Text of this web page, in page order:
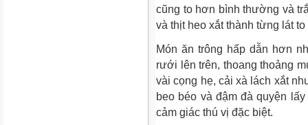
cũng to hơn bình thường và
và thịt heo xắt thành từng lát
Món ăn trông hấp dẫn hơn
rưới lên trên, thoang thoảng
vài cọng hẹ, cải xà lách xắt
beo béo và đậm đà quyện
cảm giác thú vị đặc biệt.